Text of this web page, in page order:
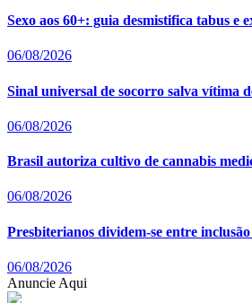
Sexo aos 60+: guia desmistifica tabus e
06/08/2026
Sinal universal de socorro salva vítima
06/08/2026
Brasil autoriza cultivo de cannabis
06/08/2026
Presbiterianos dividem-se entre
06/08/2026
Anuncie Aqui